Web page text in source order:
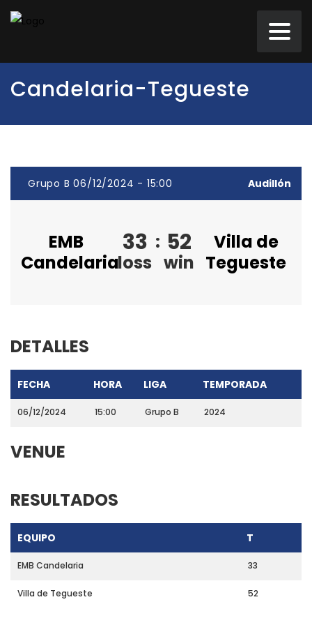
Candelaria-Tegueste
Grupo B 06/12/2024 - 15:00 Audillón
EMB
Candelaria
33
loss
: 52
win
Villa de
Tegueste
DETALLES
FECHA HORA LIGA TEMPORADA
06/12/2024 15:00 Grupo B 2024
VENUE
RESULTADOS
EQUIPO T
EMB Candelaria 33
Villa de Tegueste 52